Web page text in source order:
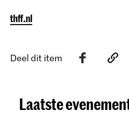
thff.nl
Deel dit item
Laatste